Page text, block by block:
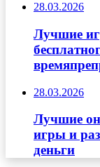
28.03.2026
Лучшие
28.03.2026
Лучшие
игры и
деньги